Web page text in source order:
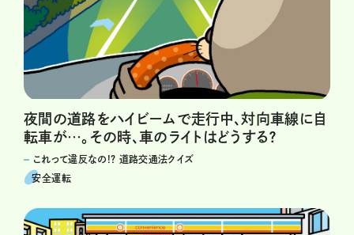
夜間の道路をハイビームで走行中、対向車線に自
転車が…。その時、車のライトはどうする？
これって違反なの!? 道路交通法クイズ
安全運転